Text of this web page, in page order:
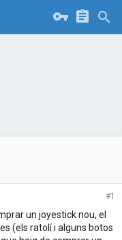
#1
un joyestick nou, el
(els ratolí i alguns botos